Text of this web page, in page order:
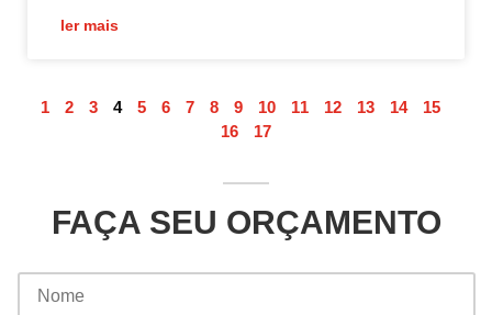
ler mais
1 2 3 4 5 6 7 8 9 10 11 12 13 14
15
16
17
FAÇA SEU ORÇAMENTO